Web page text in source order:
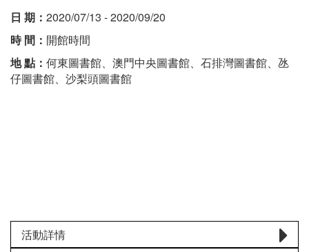
日 期： 2020/07/13 - 2020/09/20
時 間： 開館時間
地 點： 何東圖書館、澳門中央圖書館、石排灣圖書館、氹
仔圖書館、沙梨頭圖書館
活動詳情